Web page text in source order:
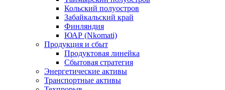
Кольский полуостров
Забайкальский край
Финляндия
ЮАР (Nkomati)
Продукция и сбыт
Продуктовая линейка
Сбытовая стратегия
Энергетические активы
Транспортные активы